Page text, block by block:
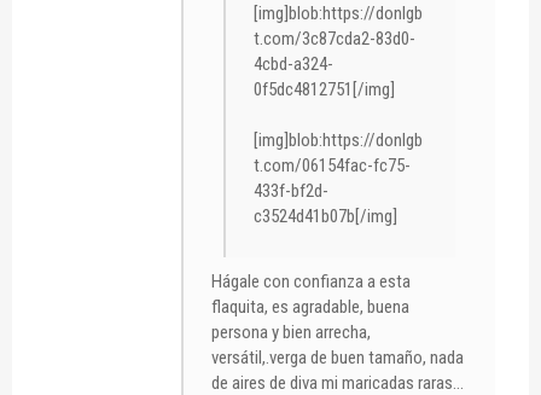
[img]blob:https://donlgb
t.com/3c87cda2-83d0-
4cbd-a324-
0f5dc4812751[/img]
[img]blob:https://donlgb
t.com/06154fac-fc75-
433f-bf2d-
c3524d41b07b[/img]
Hágale con confianza a esta
flaquita, es agradable, buena
persona y bien arrecha,
versátil,.verga de buen tamaño, nada
de aires de diva mi maricadas raras...